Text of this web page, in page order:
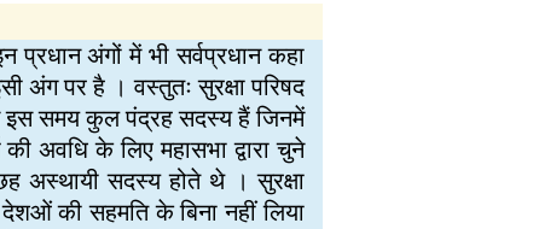
प्रधान अंगों में भी सर्वप्रधान कहा
अंग पर है । वस्तुतः सुरक्षा परिषद
मे इस समय कुल पंद्रह सदस्य हैं जिनमें
अवधि के लिए महासभा द्वारा चुने
अस्थायी सदस्य होते थे । सुरक्षा
देशओं की सहमति के बिना नहीं लिया